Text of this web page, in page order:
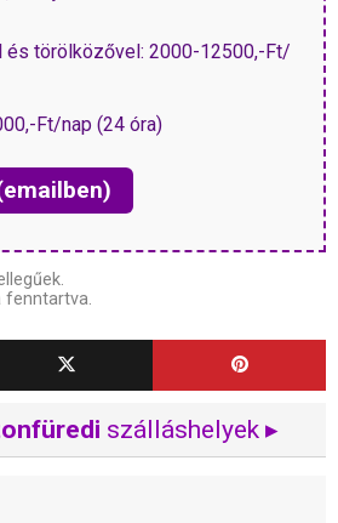
és törölközővel: 2000-12500,-Ft/
Ft/nap (24 óra)
fenntartva.
szálláshelyek ▸